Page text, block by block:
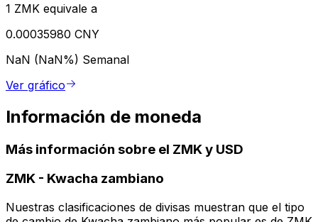
1 ZMK equivale a
0.00035980 CNY
NaN (NaN%) Semanal
Ver gráfico
Información de moneda
Más información sobre el ZMK y USD
ZMK - Kwacha zambiano
Nuestras clasificaciones de divisas muestran que el tipo